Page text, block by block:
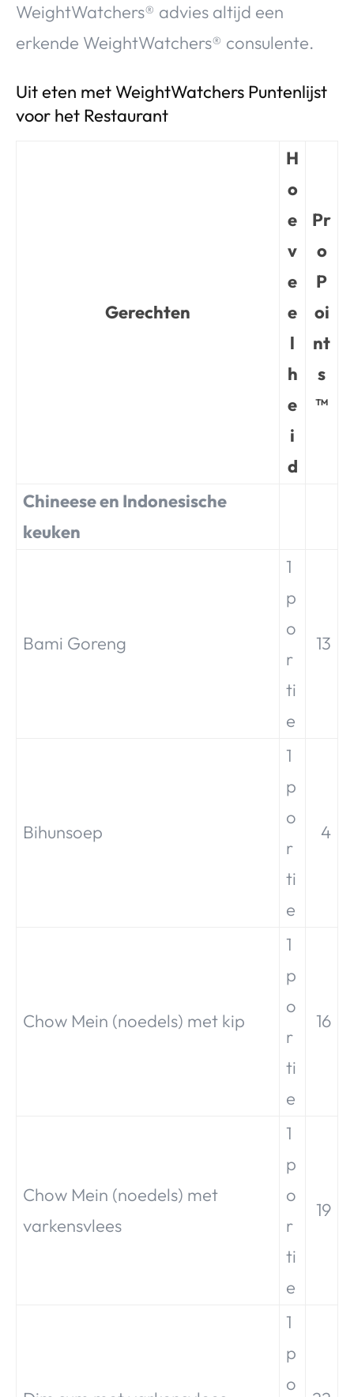
WeightWatchers® advies altijd een
erkende WeightWatchers® consulente.
Uit eten met WeightWatchers Puntenlijst
voor het Restaurant
Gerechten
H
o
e
v
e
e
l
h
e
i
d
Pr
o
P
oi
nt
s
™
Chineese en Indonesische
keuken
Bami Goreng
1
p
o
r
ti
e
13
Bihunsoep
1
p
o
r
ti
e
4
Chow Mein (noedels) met kip
1
p
o
r
ti
e
16
Chow Mein (noedels) met
varkensvlees
1
p
o
r
ti
e
19
1
p
o